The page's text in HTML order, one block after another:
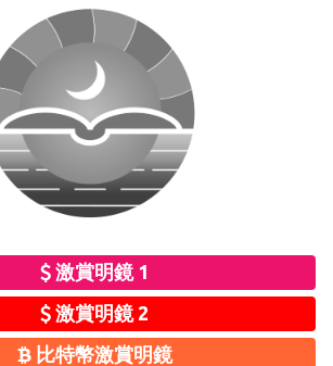
激賞明鏡 1
激賞明鏡 2
比特幣激賞明鏡